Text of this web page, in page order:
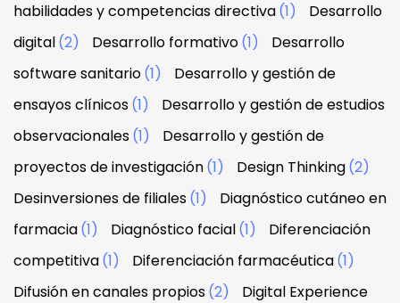
habilidades y competencias directiva(1)
Desarrollo
digital(2) Desarrollo formativo(1)
Desarrollo
software sanitario(1)
Desarrollo y gestión de
ensayos clínicos(1)
Desarrollo y gestión de estudios
observacionales(1)
Desarrollo y gestión de
proyectos de investigación(1) Design Thinking(2)
Desinversiones de filiales(1)
Diagnóstico cutáneo en
farmacia(1) Diagnóstico facial(1)
Diferenciación
competitiva(1) Diferenciación farmacéutica(1)
Difusión en canales propios(2)
Digital Experience